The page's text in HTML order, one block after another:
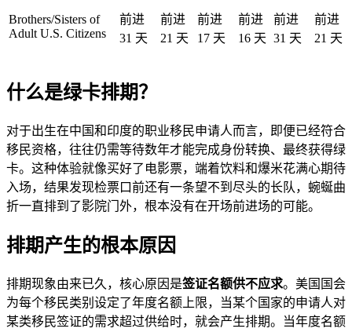
Brothers/Sisters of
Adult U.S. Citizens
前进
31 天
前进
21 天
前进
17 天
前进
16 天
前进
31 天
前进
21 天
什么是绿卡排期？
对于出生在中国和印度的职业移民申请人而言，即便已经符合
移民资格，往往仍需等待数年才能完成身份转换、最终获得绿
卡。这种体验就像买好了电影票，端着饮料和爆米花满心期待
入场，结果发现检票口前还有一条望不到尽头的长队，蜿蜒曲
折一直排到了影院门外，根本没有在开场前进场的可能。
排期产生的根本原因
排期现象由来已久，核心原因是签证名额供不应求。美国国会
为每个移民类别设定了年度名额上限，当某个国家的申请人对
某类移民签证的需求超过供给时，就会产生排期。当年度名额